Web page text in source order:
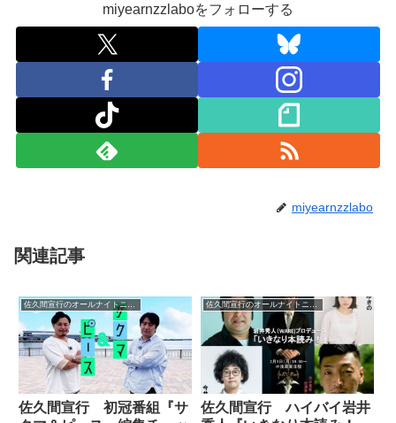
miyearnzzlaboをフォローする
miyearnzzlabo
関連記事
佐久間宣行 初冠番組『サ
佐久間宣行 ハイバイ岩井